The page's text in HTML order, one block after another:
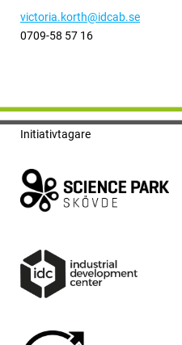
victoria.korth@idcab.se
0709-58 57 16
Initiativtagare